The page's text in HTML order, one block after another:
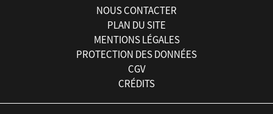
NOUS CONTACTER
PLAN DU SITE
MENTIONS LÉGALES
PROTECTION DES DONNÉES
CGV
CRÉDITS